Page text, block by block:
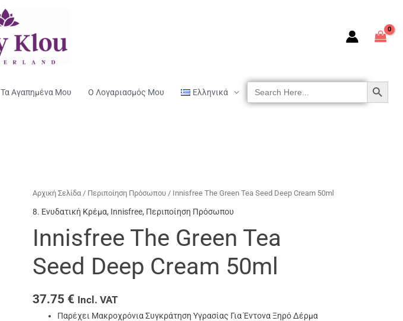
Τα Αγαπημένα Μου Ο Λογαριασμός Μου Ελληνικά
Search
For:
SEARCH BUTTON
Αρχική Σελίδα/ Περιποίηση Πρόσωπου/ Innisfree The Green Tea Seed Deep Cream 50ml
8. Ενυδατική Κρέμα, Innisfree, Περιποίηση Πρόσωπου
Innisfree The Green Tea
Seed Deep Cream 50ml
37.75 € Incl. VAT
Παρέχει Μακροχρόνια Συγκράτηση Υγρασίας Για Έντονα Ξηρό Δέρμα